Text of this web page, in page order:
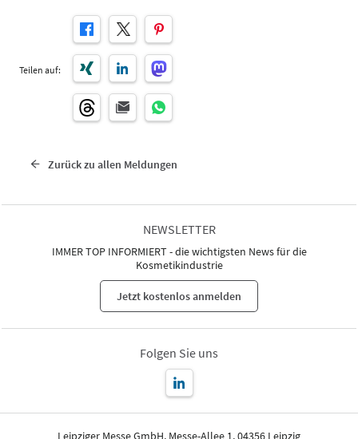
Teilen auf:
Zurück zu allen Meldungen
NEWSLETTER
IMMER TOP INFORMIERT - die wichtigsten News für die
Kosmetikindustrie
Jetzt kostenlos anmelden
Folgen Sie uns
Leipziger Messe GmbH, Messe-Allee 1, 04356 Leipzig